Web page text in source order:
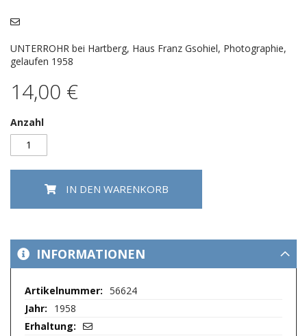
UNTERROHR bei Hartberg, Haus Franz Gsohiel, Photographie,
gelaufen 1958
14,00 €
Anzahl
IN DEN WARENKORB
springen
INFORMATIONEN
Mehr
56624
1958